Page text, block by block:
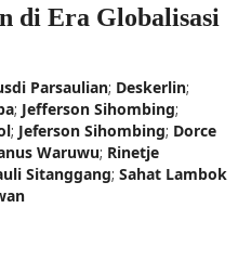
di Era Globalisasi
Parsaulian; Deskerlin;
; Jefferson Sihombing;
; Jeferson Sihombing; Dorce
Waruwu; Rinetje
Sitanggang; Sahat Lambok